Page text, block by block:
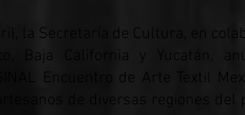
la Secretaría de Cultura, en
Baja California y Yucatán,
Encuentro de Arte Textil
de diversas regiones